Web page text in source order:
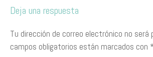
Deja una respuesta
Tu dirección de correo electrónico no será
campos obligatorios están marcados con